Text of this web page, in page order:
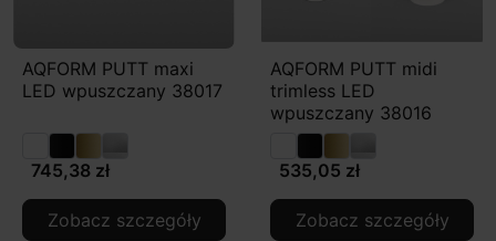
AQFORM PUTT maxi
LED wpuszczany 38017
745,38 zł
Zobacz szczegóły
AQFORM PUTT midi
trimless LED
wpuszczany 38016
535,05 zł
Zobacz szczegóły